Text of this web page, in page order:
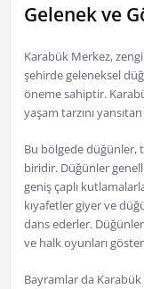
Gelenek ve
Karabük Merkez,
şehirde geleneksel
öneme sahiptir.
yaşam tarzını
Bu bölgede
biridir. Düğünler
geniş çaplı
kıyafetler giyer ve
dans ederler.
ve halk oyunları
Bayramlar da